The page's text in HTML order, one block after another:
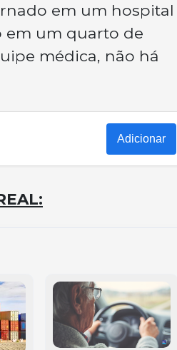
em um hospital
em um quarto de
médica, não há
Adicionar